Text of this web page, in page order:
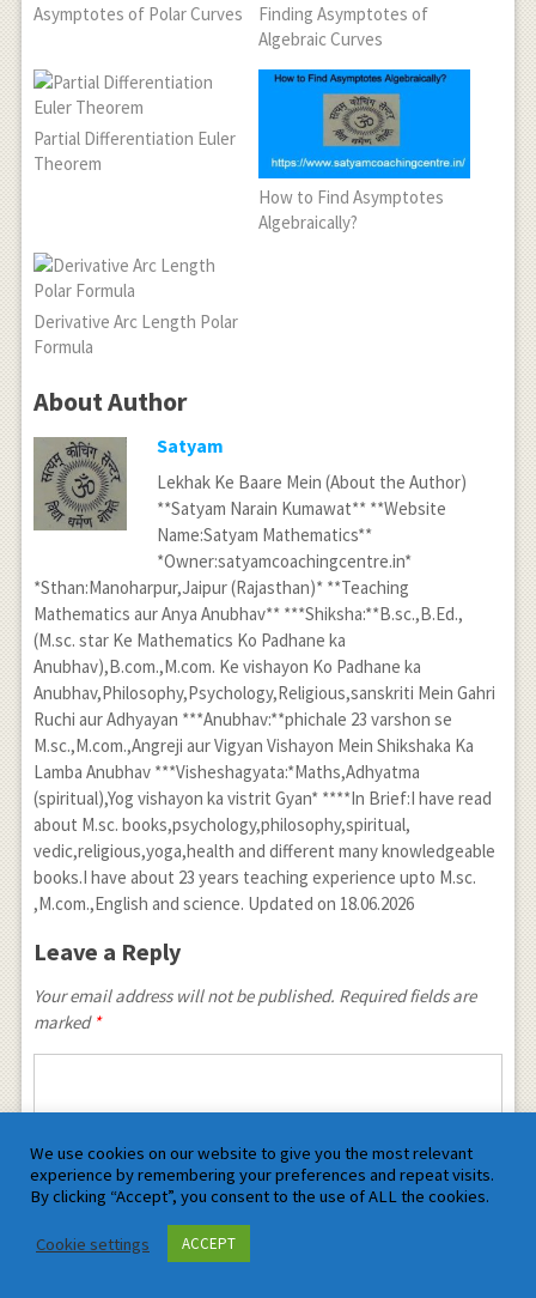
Asymptotes of Polar Curves
Finding Asymptotes of
Algebraic Curves
Partial Differentiation Euler
Theorem
How to Find Asymptotes
Algebraically?
Derivative Arc Length Polar
Formula
About Author
Satyam
Lekhak Ke Baare Mein (About the Author)
**Satyam Narain Kumawat** **Website
Name:Satyam Mathematics**
*Owner:satyamcoachingcentre.in*
*Sthan:Manoharpur,Jaipur (Rajasthan)* **Teaching
Mathematics aur Anya Anubhav** ***Shiksha:**B.sc.,B.Ed.,
(M.sc. star Ke Mathematics Ko Padhane ka
Anubhav),B.com.,M.com. Ke vishayon Ko Padhane ka
Anubhav,Philosophy,Psychology,Religious,sanskriti Mein Gahri
Ruchi aur Adhyayan ***Anubhav:**phichale 23 varshon se
M.sc.,M.com.,Angreji aur Vigyan Vishayon Mein Shikshaka Ka
Lamba Anubhav ***Visheshagyata:*Maths,Adhyatma
(spiritual),Yog vishayon ka vistrit Gyan* ****In Brief:I have read
about M.sc. books,psychology,philosophy,spiritual,
vedic,religious,yoga,health and different many knowledgeable
books.I have about 23 years teaching experience upto M.sc.
,M.com.,English and science. Updated on 18.06.2026
Leave a Reply
Your email address will not be published. Required fields are
marked *
We use cookies on our website to give you the most relevant
experience by remembering your preferences and repeat visits.
By clicking “Accept”, you consent to the use of ALL the cookies.
Cookie settings ACCEPT